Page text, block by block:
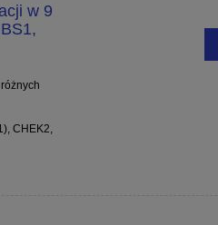
w 9
CHEK2,